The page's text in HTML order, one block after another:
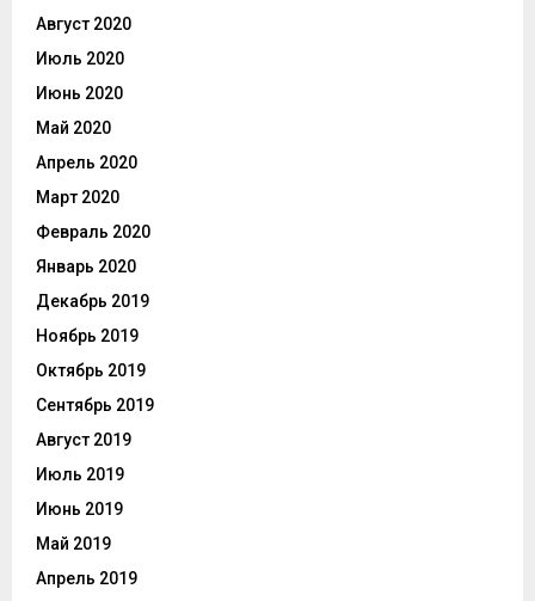
Август 2020
Июль 2020
Июнь 2020
Май 2020
Апрель 2020
Март 2020
Февраль 2020
Январь 2020
Декабрь 2019
Ноябрь 2019
Октябрь 2019
Сентябрь 2019
Август 2019
Июль 2019
Июнь 2019
Май 2019
Апрель 2019